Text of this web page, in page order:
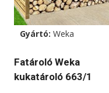
A
változatok
termékoldalon
választhatók
Gyártó: Weka
Fatároló Weka
kukatároló 663/1